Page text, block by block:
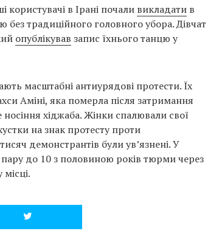
користувачі в Ірані почали викладатив
без традиційного головного убора. Дівчат
опублікував запис їхнього танцю у
масштабні антиурядові протести. Їх
Аміні, яка померла після затримання
хіджаба. Жінки спалювали свої
на знак протесту проти
демонстрантів були ув’язнені. У
до 10 з половиною років тюрми через